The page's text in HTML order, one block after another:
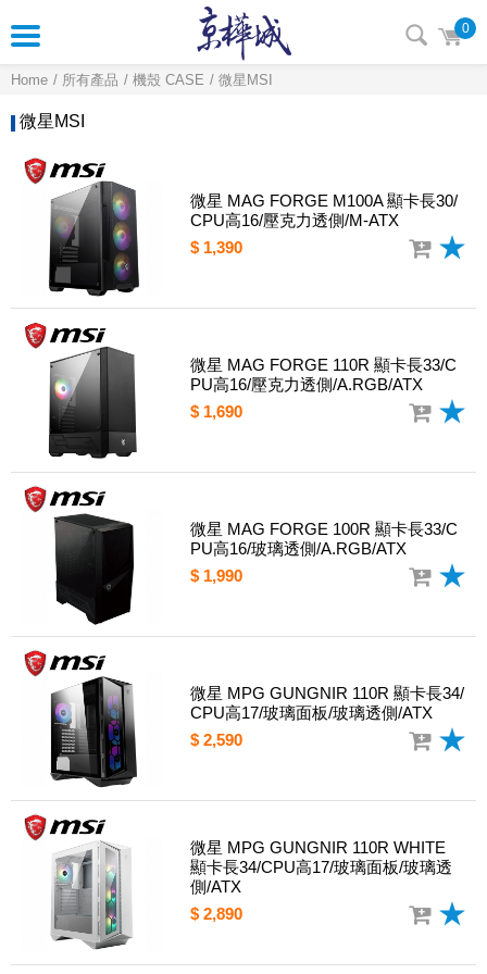
0
Home 所有產品 機殼 CASE 微星MSI
微星MSI
微星 MAG FORGE M100A 顯卡長30/
CPU高16/壓克力透側/M-ATX
$ 1,390
微星 MAG FORGE 110R 顯卡長33/C
PU高16/壓克力透側/A.RGB/ATX
$ 1,690
微星 MAG FORGE 100R 顯卡長33/C
PU高16/玻璃透側/A.RGB/ATX
$ 1,990
微星 MPG GUNGNIR 110R 顯卡長34/
CPU高17/玻璃面板/玻璃透側/ATX
$ 2,590
微星 MPG GUNGNIR 110R WHITE
顯卡長34/CPU高17/玻璃面板/玻璃透
側/ATX
$ 2,890